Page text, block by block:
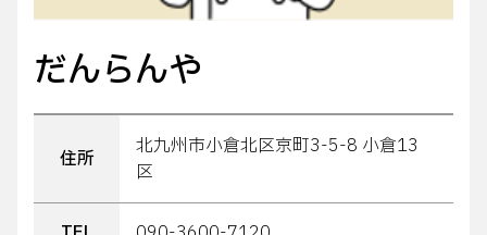
だんらんや
住所
北九州市小倉北区京町3-5-8 小倉13
区